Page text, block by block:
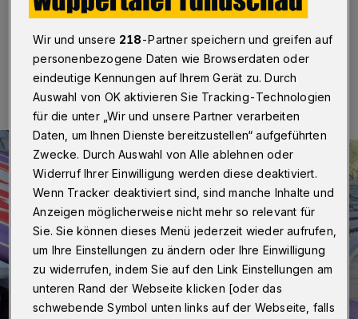
04.07.2026 , 12:15 Uhr Eine Minute Lesezeit
Wir und unsere 218-Partner speichern und greifen auf
personenbezogene Daten wie Browserdaten oder
eindeutige Kennungen auf Ihrem Gerät zu. Durch
Auswahl von OK aktivieren Sie Tracking-Technologien
für die unter „Wir und unsere Partner verarbeiten
Daten, um Ihnen Dienste bereitzustellen“ aufgeführten
Zwecke. Durch Auswahl von Alle ablehnen oder
Widerruf Ihrer Einwilligung werden diese deaktiviert.
Wenn Tracker deaktiviert sind, sind manche Inhalte und
Anzeigen möglicherweise nicht mehr so relevant für
Sie. Sie können dieses Menü jederzeit wieder aufrufen,
um Ihre Einstellungen zu ändern oder Ihre Einwilligung
zu widerrufen, indem Sie auf den Link Einstellungen am
unteren Rand der Webseite klicken [oder das
schwebende Symbol unten links auf der Webseite, falls